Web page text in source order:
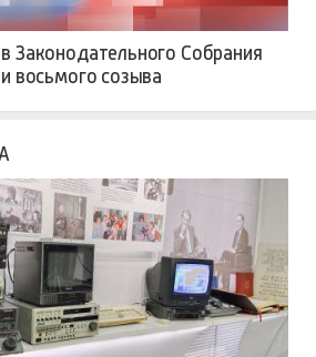
Законодательного Собрания
восьмого созыва